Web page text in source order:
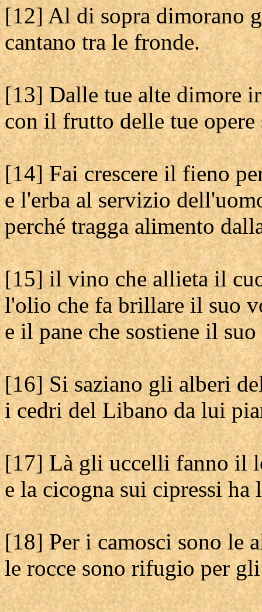
[12] Al di sopra dimorano
cantano tra le fronde.
[13] Dalle tue alte dimore
con il frutto delle tue opere
[14] Fai crescere il fieno
e l'erba al servizio
perché tragga alimento
[15] il vino che allieta il
l'olio che fa brillare il suo
e il pane che sostiene il
[16] Si saziano gli alberi
i cedri del Libano da lui
[17] Là gli uccelli fanno il
e la cicogna sui cipressi ha
[18] Per i camosci sono le
le rocce sono rifugio per